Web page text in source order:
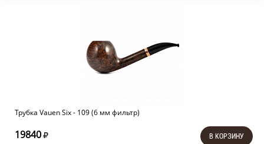
Трубка Vauen Six - 109 (6 мм фильтр)
19840 В КОРЗИНУ